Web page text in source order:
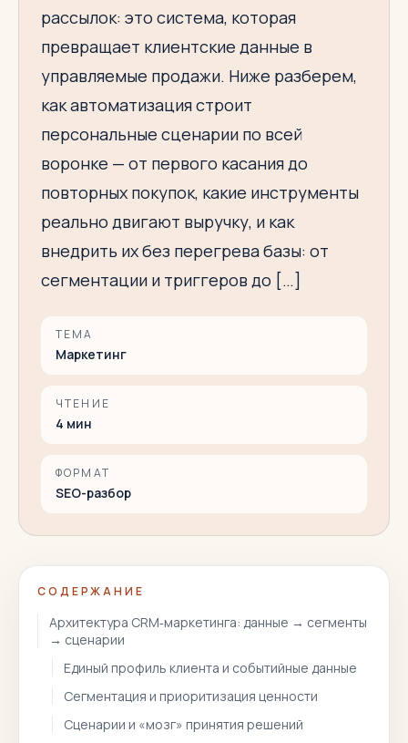
рассылок: это система, которая
превращает клиентские данные в
управляемые продажи. Ниже разберем,
как автоматизация строит
персональные сценарии по всей
воронке — от первого касания до
повторных покупок, какие инструменты
реально двигают выручку, и как
внедрить их без перегрева базы: от
сегментации и триггеров до […]
ТЕМА
Маркетинг
ЧТЕНИЕ
4 мин
ФОРМАТ
SEO-разбор
СОДЕРЖАНИЕ
Архитектура CRM‑маркетинга: данные → сегменты
→ сценарии
Единый профиль клиента и событийные данные
Сегментация и приоритизация ценности
Сценарии и «мозг» принятия решений